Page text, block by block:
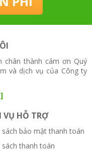
chân thành cám ơn Quý
và dịch vụ của Công ty
VỤ HỖ TRỢ
sách bảo mật thanh toán
sách thanh toán